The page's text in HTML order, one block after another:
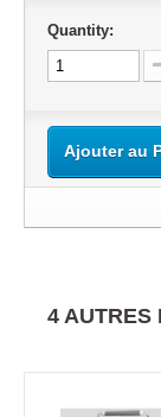
Quantity:
Ajouter au
4 AUTRES